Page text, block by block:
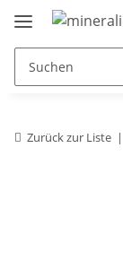
Zurück zur Liste